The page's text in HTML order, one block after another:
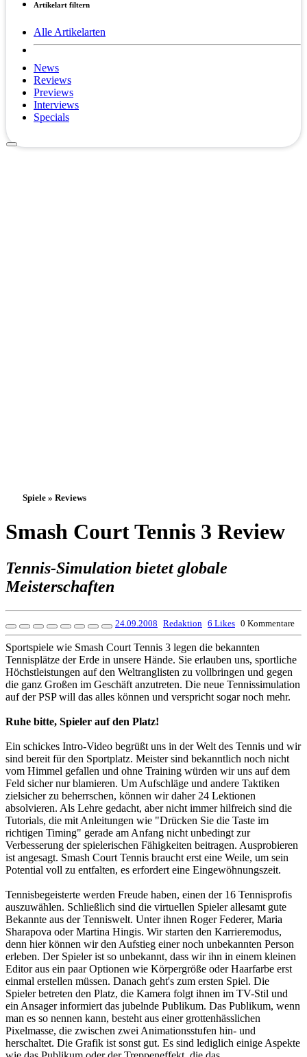
Artikelart filtern
Alle Artikelarten
News
Reviews
Previews
Interviews
Specials
Spiele » Reviews
Smash Court Tennis 3 Review
Tennis-Simulation bietet globale
Meisterschaften
24.09.2008 Redaktion 6 Likes 0 Kommentare
Sportspiele wie Smash Court Tennis 3 legen die bekannten
Tennisplätze der Erde in unsere Hände. Sie erlauben uns, sportliche
Höchstleistungen auf den Weltranglisten zu vollbringen und gegen
die ganz Großen im Geschäft anzutreten. Die neue Tennissimulation
auf der PSP will das alles können und verspricht sogar noch mehr.
Ruhe bitte, Spieler auf den Platz!
Ein schickes Intro-Video begrüßt uns in der Welt des Tennis und wir
sind bereit für den Sportplatz. Meister sind bekanntlich noch nicht
vom Himmel gefallen und ohne Training würden wir uns auf dem
Feld sicher nur blamieren. Um Aufschläge und andere Taktiken
zielsicher zu beherrschen, können wir daher 24 Lektionen
absolvieren. Als Lehre gedacht, aber nicht immer hilfreich sind die
Tutorials, die mit Anleitungen wie "Drücken Sie die Taste im
richtigen Timing" gerade am Anfang nicht unbedingt zur
Verbesserung der spielerischen Fähigkeiten beitragen. Ausprobieren
ist angesagt. Smash Court Tennis braucht erst eine Weile, um sein
Potential voll zu entfalten, es erfordert eine Eingewöhnungszeit.
Tennisbegeisterte werden Freude haben, einen der 16 Tennisprofis
auszuwählen. Schließlich sind die virtuellen Spieler allesamt gute
Bekannte aus der Tenniswelt. Unter ihnen Roger Federer, Maria
Sharapova oder Martina Hingis. Wir starten den Karrieremodus,
denn hier können wir den Aufstieg einer noch unbekannten Person
erleben. Der Spieler ist so unbekannt, dass wir ihn in einem kleinen
Editor aus ein paar Optionen wie Körpergröße oder Haarfarbe erst
einmal erstellen müssen. Danach geht's zum ersten Spiel. Die
Spieler betreten den Platz, die Kamera folgt ihnen im TV-Stil und
ein Ansager informiert das jubelnde Publikum. Das Publikum, wenn
man es so nennen kann, besteht aus einer grottenhässlichen
Pixelmasse, die zwischen zwei Animationsstufen hin- und
herschaltet. Die Grafik ist sonst gut. Es sind lediglich einige Aspekte